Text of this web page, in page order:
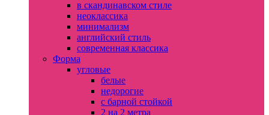
в скандинавском стиле
неоклассика
минимализм
английский стиль
современная классика
Форма
угловые
белые
недорогие
с барной стойкой
2 на 2 метра